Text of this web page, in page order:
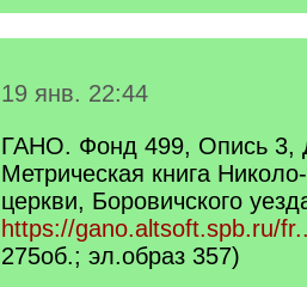
19 янв. 22:44
ГАНО. Фонд 499, Опись 3,
Метрическая книга
церкви, Боровичского
https://gano.altsoft.spb.ru/
275об.; эл.образ 357)